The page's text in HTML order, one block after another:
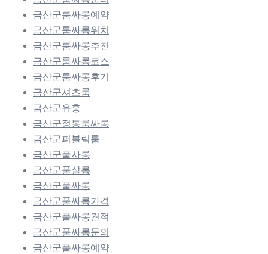
금산군룸싸롱예약
금산군룸싸롱위치
금산군룸싸롱추천
금산군룸싸롱코스
금산군룸싸롱후기
금산군셔츠룸
금산군유흥
금산군정통룸싸롱
금산군퍼블릭룸
금산군풀사롱
금산군풀살롱
금산군풀싸롱
금산군풀싸롱가격
금산군풀싸롱견적
금산군풀싸롱문의
금산군풀싸롱예약